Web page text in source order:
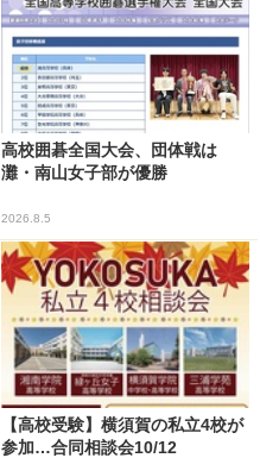
高校囲碁全国大会、団体戦は
灘・南山女子部が優勝
2026.8.5
【高校受験】横須賀の私立4校が
参加…合同相談会10/12